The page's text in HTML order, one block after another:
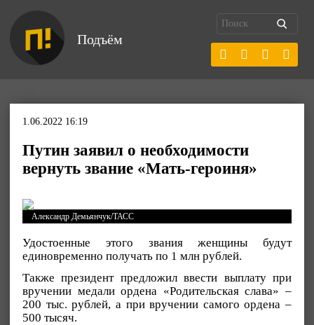
Подъём
1.06.2022 16:19
Путин заявил о необходимости
вернуть звание «Мать-героиня»
Александр Демьянчук/ТАСС
Удостоенные этого звания женщины будут
единовременно получать по 1 млн рублей.
Также президент предложил ввести выплату при
вручении медали ордена «Родительская слава» –
200 тыс. рублей, а при вручении самого ордена –
500 тысяч.